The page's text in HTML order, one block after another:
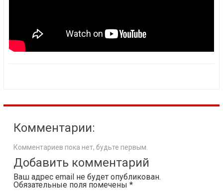
Комментарии:
Комментариев пока нет, будьте первым.
Добавить комментарий
Ваш адрес email не будет опубликован.
Обязательные поля помечены *